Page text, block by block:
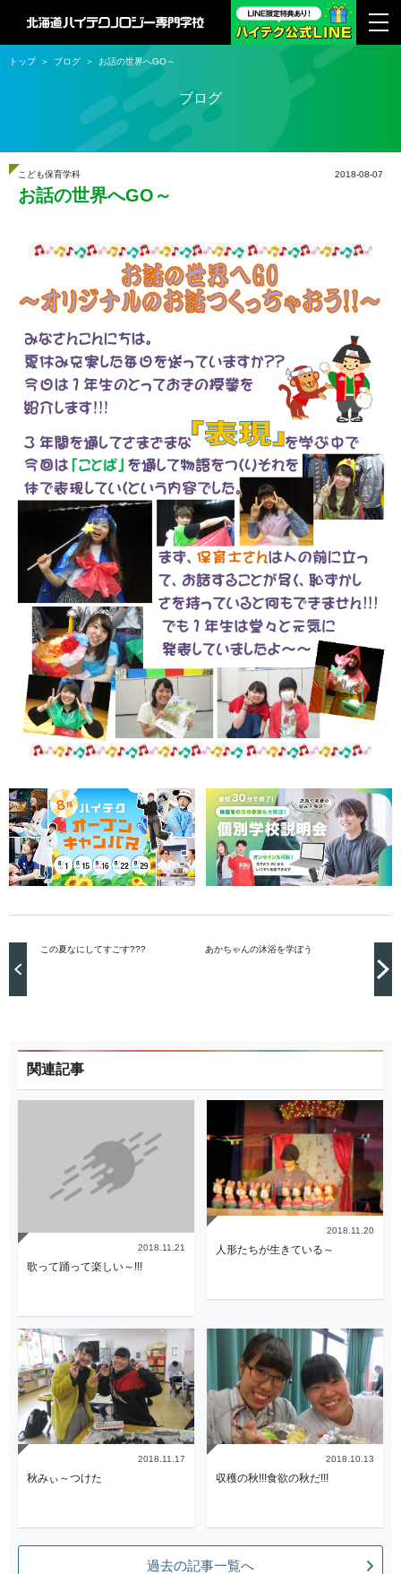
ブログ
トップ ブログ お話の世界へGO～
2018-08-07
こども保育学科
お話の世界へGO～
この夏なにしてすごす??? あかちゃんの沐浴を学ぼう
関連記事
2018.11.21
歌って踊って楽しい～!!!
2018.11.20
人形たちが生きている～
2018.11.17
秋みぃ～つけた
2018.10.13
収穫の秋!!!食欲の秋だ!!!
過去の記事一覧へ